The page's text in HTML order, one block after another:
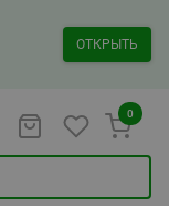
ОТКРЫТЬ
0